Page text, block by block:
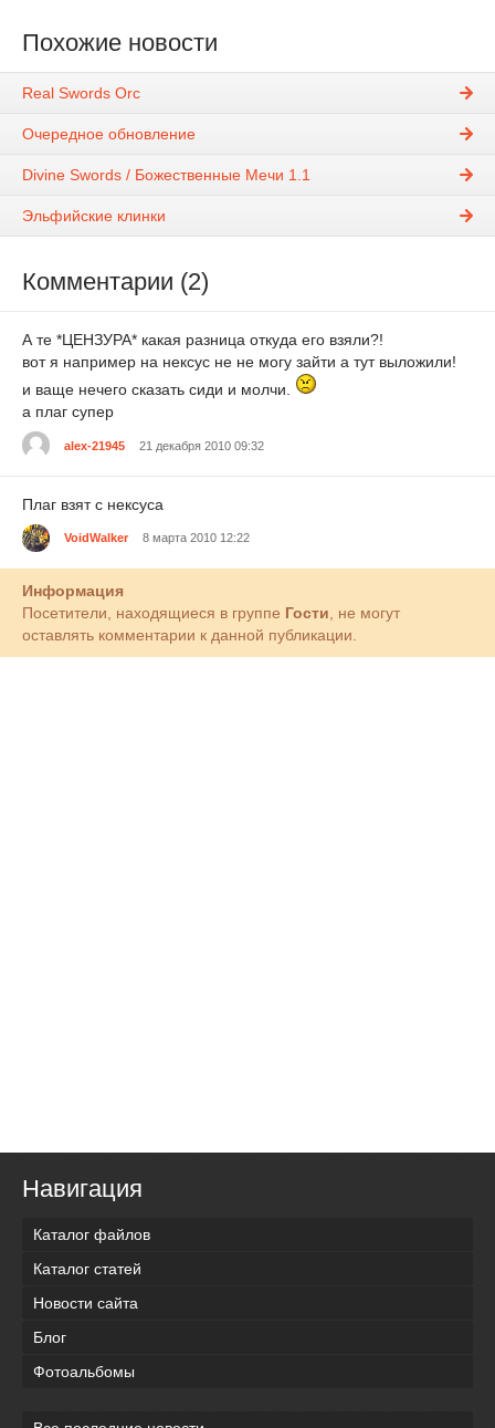
Похожие новости
Real Swords Orc
Очередное обновление
Divine Swords / Божественные Мечи 1.1
Эльфийские клинки
Комментарии (2)
А те *ЦЕНЗУРА* какая разница откуда его взяли?!
вот я например на нексус не не могу зайти а тут выложили!
и ваще нечего сказать сиди и молчи.
а плаг супер
alex-21945 21 декабря 2010 09:32
Плаг взят с нексуса
VoidWalker 8 марта 2010 12:22
Информация
Посетители, находящиеся в группе Гости , не могут
оставлять комментарии к данной публикации.
Навигация
Каталог файлов
Каталог статей
Новости сайта
Блог
Фотоальбомы